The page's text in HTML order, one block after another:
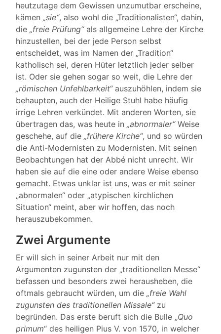
heutzutage dem Gewissen unzumutbar erscheine,
kämen „sie“, also wohl die „Traditionalisten“, dahin,
die „freie Prüfung“als allgemeine Lehre der Kirche
hinzustellen, bei der jede Person selbst
entscheidet, was im Namen der „Tradition“
katholisch sei, deren Hüter letztlich jeder selber
ist. Oder sie gehen sogar so weit, die Lehre der
„römischen Unfehlbarkeit“auszuhöhlen, indem sie
behaupten, auch der Heilige Stuhl habe häufig
irrige Lehren verkündet. Mit anderen Worten, sie
übertragen das, was heute in „abnormaler“Weise
geschehe, auf die „frühere Kirche“, und so würden
die Anti-Modernisten zu Modernisten. Mit seinen
Beobachtungen hat der Abbé nicht unrecht. Wir
haben sie auf die eine oder andere Weise ebenso
gemacht. Etwas unklar ist uns, was er mit seiner
„abnormalen“ oder „atypischen kirchlichen
Situation“ meint, aber wir hoffen, das noch
herauszubekommen.
Zwei Argumente
Er will sich in seiner Arbeit nur mit den
Argumenten zugunsten der „traditionellen Messe“
befassen und besonders zwei herausheben, die
oftmals gebraucht würden, um die „freie Wahl
zugunsten des traditionellen Missale“zu
begründen. Das erste beruft sich die Bulle „Quo
primum“ des heiligen Pius V. von 1570, in welcher